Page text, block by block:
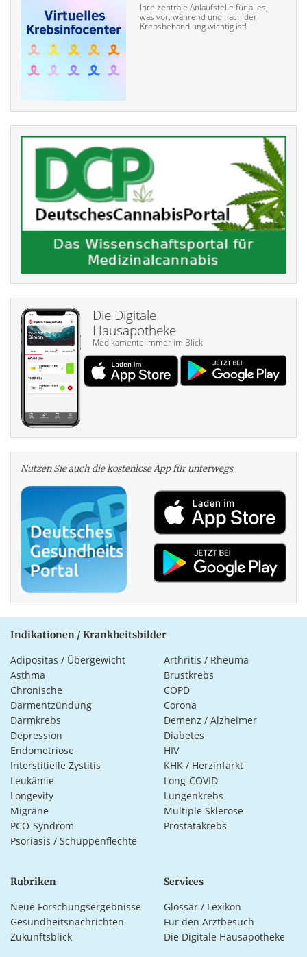
Ihre zentrale Anlaufstelle für alles,
was vor, während und nach der
Krebsbehandlung wichtig ist!
Die Digitale
Hausapotheke
Medikamente immer im Blick
Nutzen Sie auch die kosten­lose App für unterwegs
Indikationen / Krankheitsbilder
Adipositas / Übergewicht
Arthritis / Rheuma
Asthma
Brustkrebs
Chronische
Darmentzündung
COPD
Corona
Darmkrebs
Demenz / Alzheimer
Depression
Diabetes
Endometriose
HIV
Interstitielle Zystitis
KHK / Herzinfarkt
Leukämie
Long-COVID
Longevity
Lungenkrebs
Migräne
Multiple Sklerose
PCO-Syndrom
Prostatakrebs
Psoriasis / Schuppenflechte
Rubriken
Neue Forschungsergebnisse
Gesundheitsnachrichten
Zukunftsblick
Services
Glossar / Lexikon
Für den Arztbesuch
Die Digitale Hausapotheke